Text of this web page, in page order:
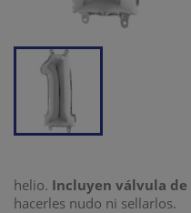
helio. Incluyen válvula de
hacerles nudo ni sellarlos.